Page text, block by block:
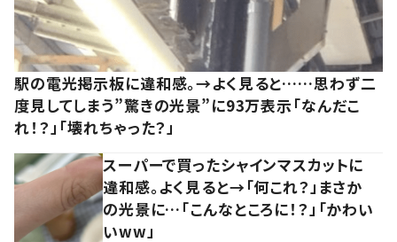
駅の電光掲示板に違和感。→よく見ると……思わず二
度見してしまう”驚きの光景”に93万表示「なんだこ
れ！？」「壊れちゃった？」
スーパーで買ったシャインマスカットに
違和感。よく見ると→「何これ？」まさか
の光景に…「こんなところに！？」「かわい
いww」